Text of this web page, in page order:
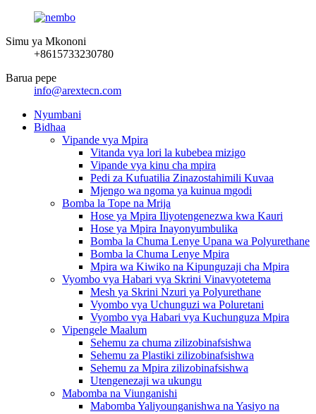
Simu ya Mkononi
+8615733230780
Barua pepe
info@arextecn.com
Nyumbani
Bidhaa
Vipande vya Mpira
Vitanda vya lori la kubebea mizigo
Vipande vya kinu cha mpira
Pedi za Kufuatilia Zinazostahimili Kuvaa
Mjengo wa ngoma ya kuinua mgodi
Bomba la Tope na Mrija
Hose ya Mpira Iliyotengenezwa kwa Kauri
Hose ya Mpira Inayonyumbulika
Bomba la Chuma Lenye Upana wa Polyurethane
Bomba la Chuma Lenye Mpira
Mpira wa Kiwiko na Kipunguzaji cha Mpira
Vyombo vya Habari vya Skrini Vinavyotetema
Mesh ya Skrini Nzuri ya Polyurethane
Vyombo vya Uchunguzi wa Poluretani
Vyombo vya Habari vya Kuchunguza Mpira
Vipengele Maalum
Sehemu za chuma zilizobinafsishwa
Sehemu za Plastiki zilizobinafsishwa
Sehemu za Mpira zilizobinafsishwa
Utengenezaji wa ukungu
Mabomba na Viunganishi
Mabomba Yaliyounganishwa na Yasiyo na